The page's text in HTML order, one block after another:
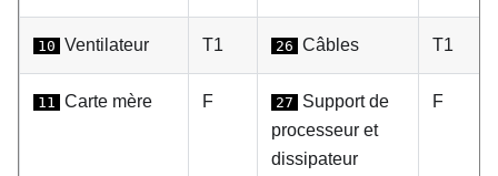
10 Ventilateur T1 26 Câbles T1
11 Carte mère F 27
Support de
processeur et
dissipateur
F